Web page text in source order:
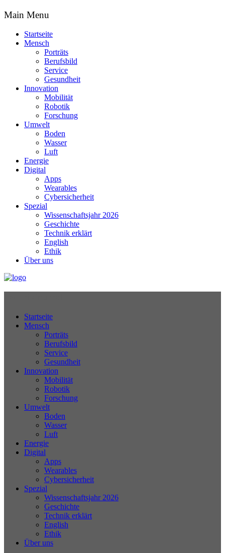
Main Menu
Startseite
Mensch
Porträts
Berufsbild
Service
Gesundheit
Innovation
Mobilität
Robotik
Forschung
Umwelt
Boden
Wasser
Luft
Energie
Digital
Apps
Wearables
Cybersicherheit
Spezial
Wissenschaftsjahr 2026
Geschichte
Technik erklärt
English
Ethik
Über uns
Startseite
Mensch
Porträts
Berufsbild
Service
Gesundheit
Innovation
Mobilität
Robotik
Forschung
Umwelt
Boden
Wasser
Luft
Energie
Digital
Apps
Wearables
Cybersicherheit
Spezial
Wissenschaftsjahr 2026
Geschichte
Technik erklärt
English
Ethik
Über uns